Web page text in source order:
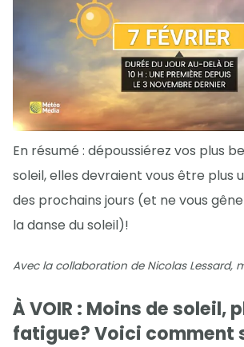
En résumé : dépoussiérez vos plus
soleil, elles devraient vous être plus
des prochains jours (et ne vous
la danse du soleil)!
Avec la collaboration de Nicolas Lessard,
À VOIR : Moins de soleil,
fatigue? Voici comment